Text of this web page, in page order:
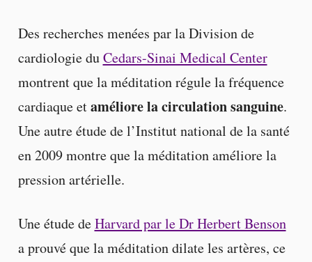
Des recherches menées par la Division de
cardiologie duCedars-Sinai Medical Center
montrent que la méditation régule la fréquence
cardiaque etaméliore la circulation sanguine.
Une autre étude de l’Institut national de la santé
en 2009 montre que la méditation améliore la
pression artérielle.
Une étude deHarvard par le Dr Herbert Benson
a prouvé que la méditation dilate les artères, ce